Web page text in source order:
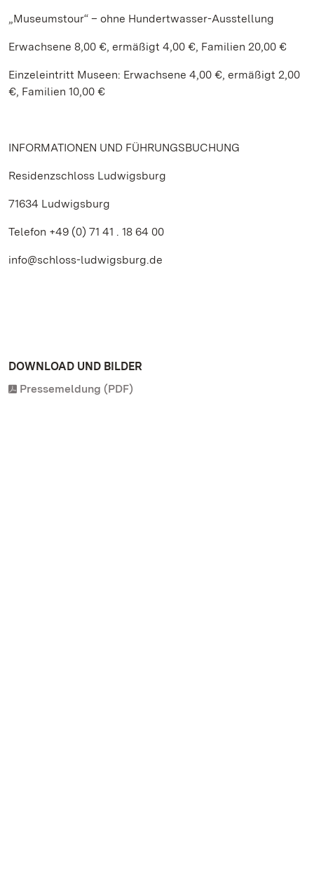
„Museumstour“ – ohne Hundertwasser-Ausstellung
Erwachsene 8,00 €, ermäßigt 4,00 €, Familien 20,00 €
Einzeleintritt Museen: Erwachsene 4,00 €, ermäßigt 2,00
€, Familien 10,00 €
INFORMATIONEN UND FÜHRUNGSBUCHUNG
Residenzschloss Ludwigsburg
71634 Ludwigsburg
Telefon +49 (0) 71 41 . 18 64 00
info@schloss-ludwigsburg.de
DOWNLOAD UND BILDER
Pressemeldung (PDF)